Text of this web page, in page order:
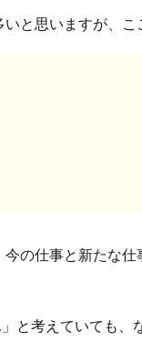
いと思いますが、こ
の仕事と新たな
と考えていても、